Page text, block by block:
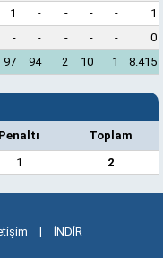
1 - - - -
1
- - - - -
0
97 94 2 10 1 8.415
Penaltı
Toplam
1 2
| İNDİR